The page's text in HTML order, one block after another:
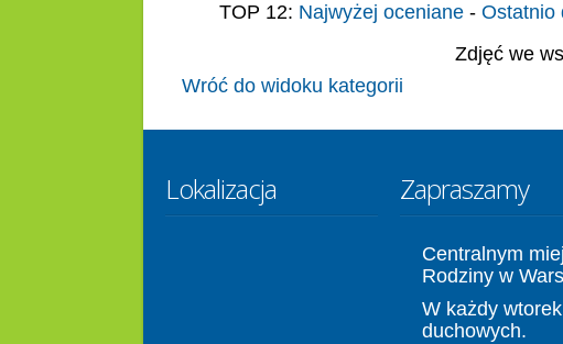
TOP 12: Najwyżej oceniane- Ostatnio
Zdjęć we
Wróć do widoku kategorii
Lokalizacja Zapraszamy
Centralnym
Rodziny w
W każdy
duchowych.